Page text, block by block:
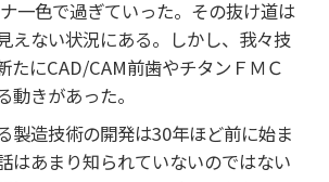
一色で過ぎていった。その抜け道は
えない状況にある。しかし、我々技
たにCAD/CAM前歯やチタンＦＭＣ
動きがあった。
製造技術の開発は30年ほど前に始ま
はあまり知られていないのではない